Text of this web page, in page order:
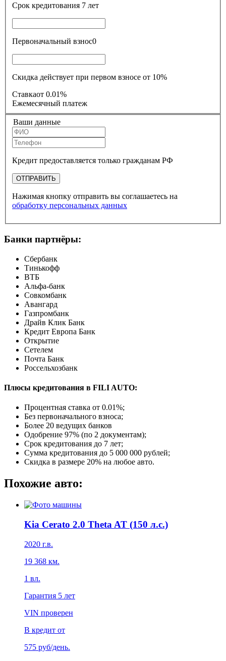
Срок кредитования 7 лет
Первоначальный взнос0
Скидка действует при первом взносе от 10%
Ставкаот 0.01%
Ежемесячный платеж
Ваши данные
Кредит предоставляется только гражданам РФ
ОТПРАВИТЬ
Нажимая кнопку отправить вы соглашаетесь на
обработку персональных данных
Банки партнёры:
Сбербанк
Тинькофф
ВТБ
Альфа-банк
Совкомбанк
Авангард
Газпромбанк
Драйв Клик Банк
Кредит Европа Банк
Открытие
Сетелем
Почта Банк
Россельхозбанк
Плюсы кредитования в FILI AUTO:
Процентная ставка от 0.01%;
Без первоначального взноса;
Более 20 ведущих банков
Одобрение 97% (по 2 документам);
Срок кредитования до 7 лет;
Сумма кредитования до 5 000 000 рублей;
Скидка в размере 20% на любое авто.
Похожие авто:
Kia Cerato 2.0 Theta AT (150 л.с.)
2020 г.в.
19 368 км.
1 вл.
Гарантия 5 лет
VIN проверен
В кредит от
575 руб/день.